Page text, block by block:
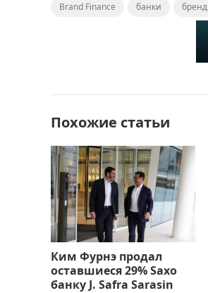
c
k
st ai
т
ь
Brand Finance банки бренд
Похожие статьи
Ким Фурнэ продал
оставшиеся 29% Saxo
банку J. Safra Sarasin